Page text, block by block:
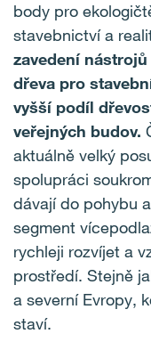
body pro
stavebnictví a
zavedení
dřeva pro
vyšší podíl
veřejných budov.
aktuálně velký
spolupráci
dávají do pohybu
segment
rychleji rozvíjet a
prostředí. Stejně
a severní Evropy,
staví.